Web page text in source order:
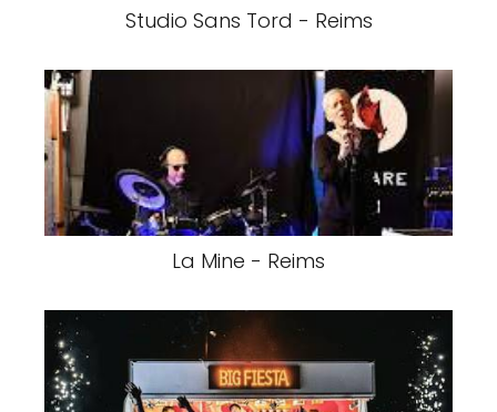
Studio Sans Tord - Reims
La Mine - Reims